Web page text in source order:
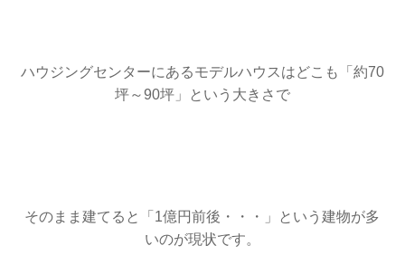
ハウジングセンターにあるモデルハウスはどこも「約70
坪～90坪」という大きさで
そのまま建てると「1億円前後・・・」という建物が多
いのが現状です。